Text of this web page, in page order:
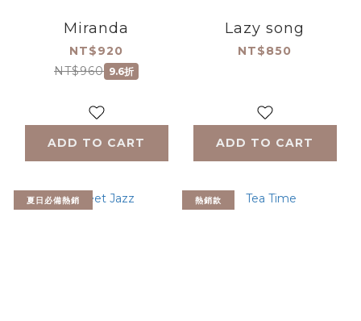
Miranda
NT$920
NT$960 9.6折
ADD TO CART
Lazy song
NT$850
ADD TO CART
夏日必備熱銷 熱銷款